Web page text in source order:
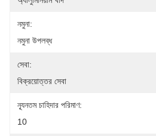
নমুনা:
নমুনা উপলব্ধ
সেবা:
বিক্রয়োত্তর সেবা
ন্যূনতম চাহিদার পরিমাণ:
10